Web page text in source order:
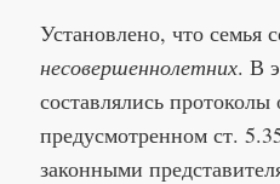
Установлено, что семья
несовершеннолетних. В
составлялись
предусмотренном ст.
законными